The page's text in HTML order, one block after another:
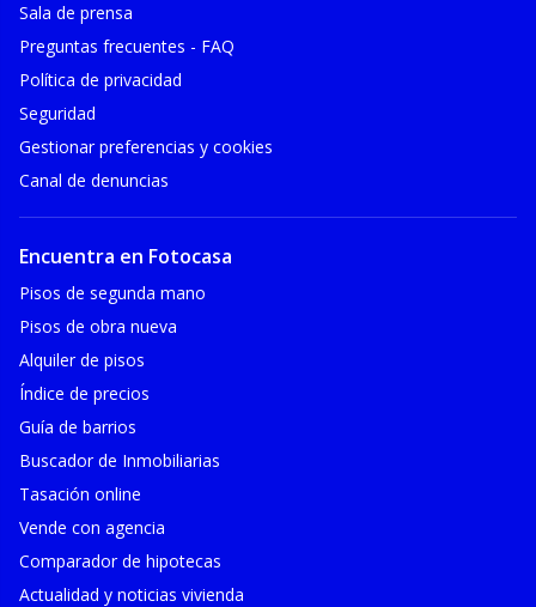
Sala de prensa
Preguntas frecuentes - FAQ
Política de privacidad
Seguridad
Gestionar preferencias y cookies
Canal de denuncias
Encuentra en Fotocasa
Pisos de segunda mano
Pisos de obra nueva
Alquiler de pisos
Índice de precios
Guía de barrios
Buscador de Inmobiliarias
Tasación online
Vende con agencia
Comparador de hipotecas
Actualidad y noticias vivienda